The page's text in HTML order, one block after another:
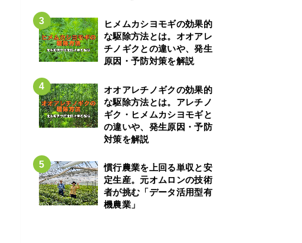
ヒメムカシヨモギの効果的
な駆除方法とは。オオアレ
チノギクとの違いや、発生
原因・予防対策を解説
オオアレチノギクの効果的
な駆除方法とは。アレチノ
ギク・ヒメムカシヨモギと
の違いや、発生原因・予防
対策を解説
慣行農業を上回る単収と安
定生産。元オムロンの技術
者が挑む「データ活用型有
機農業」